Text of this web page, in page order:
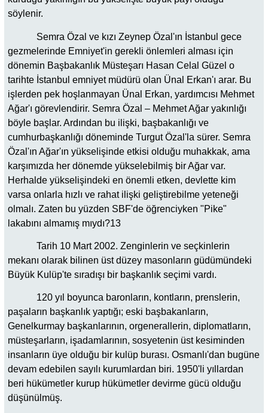
söylenir.
Semra Özal ve kızı Zeynep Özal'ın İstanbul gece
gezmelerinde Emniyet'in gerekli önlemleri alması için
dönemin Başbakanlık Müsteşarı Hasan Celal Güzel o
tarihte İstanbul emniyet müdürü olan Ünal Erkan'ı arar. Bu
işlerden pek hoşlanmayan Ünal Erkan, yardımcısı Mehmet
Ağar'ı görevlendirir. Semra Özal – Mehmet Ağar yakınlığı
böyle başlar. Ardından bu ilişki, başbakanlığı ve
cumhurbaşkanlığı döneminde Turgut Özal'la sürer. Semra
Özal'ın Ağar'ın yükselişinde etkisi olduğu muhakkak, ama
karşımızda her dönemde yükselebilmiş bir Ağar var.
Herhalde yükselişindeki en önemli etken, devlette kim
varsa onlarla hızlı ve rahat ilişki geliştirebilme yeteneği
olmalı. Zaten bu yüzden SBF'de öğrenciyken "Pike"
lakabını almamış mıydı?13
Tarih 10 Mart 2002. Zenginlerin ve seçkinlerin
mekanı olarak bilinen üst düzey masonların güdümündeki
Büyük Kulüp'te sıradışı bir başkanlık seçimi vardı.
120 yıl boyunca baronların, kontların, prenslerin,
paşaların başkanlık yaptığı; eski başbakanların,
Genelkurmay başkanlarının, orgenerallerin, diplomatların,
müsteşarların, işadamlarının, sosyetenin üst kesiminden
insanların üye olduğu bir kulüp burası. Osmanlı'dan bugüne
devam edebilen sayılı kurumlardan biri. 1950'li yıllardan
beri hükümetler kurup hükümetler devirme gücü olduğu
düşünülmüş.